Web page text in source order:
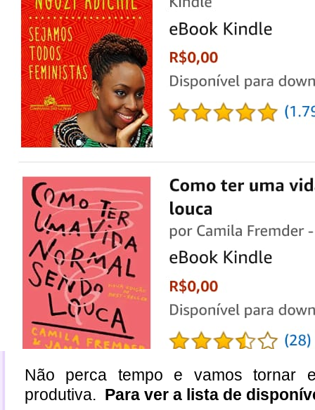
Não perca tempo e vamos tornar
produtiva. Para ver a lista de